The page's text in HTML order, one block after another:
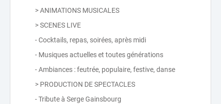
> ANIMATIONS MUSICALES
> SCENES LIVE
- Cocktails, repas, soirées, après midi
- Musiques actuelles et toutes générations
- Ambiances : feutrée, populaire, festive, danse
> PRODUCTION DE SPECTACLES
- Tribute à Serge Gainsbourg